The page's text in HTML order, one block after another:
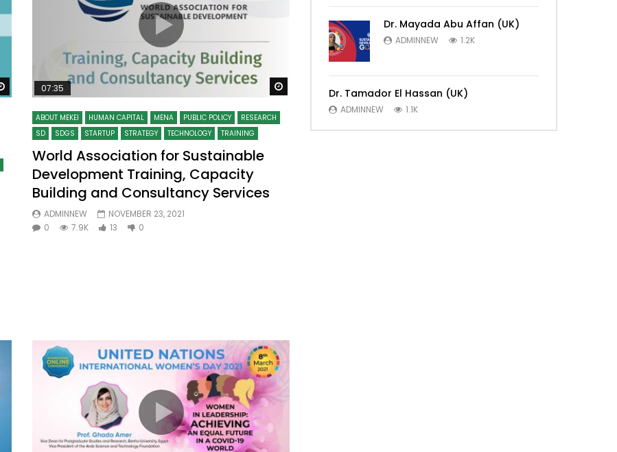
Watch Later
07:35
ABOUT MEKEI HUMAN CAPITAL MENA PUBLIC POLICY
RESEARCH
SD
SDGS STARTUP STRATEGY TECHNOLOGY TRAINING
World Association for Sustainable
Development Training, Capacity
Building and Consultancy Services
ADMINNEW
NOVEMBER 23, 2021
0
7.9K 13 0
Dr. Mayada Abu Affan (UK)
ADMINNEW 1.2K
Dr. Tamador El Hassan (UK)
ADMINNEW 1.1K